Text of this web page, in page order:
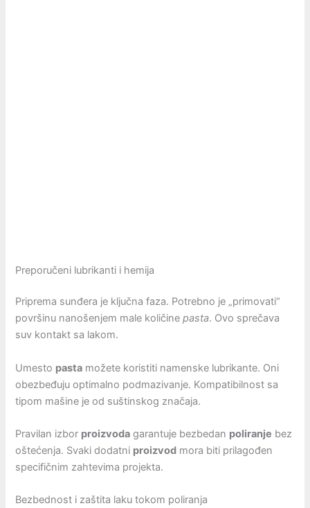
Preporučeni lubrikanti i hemija
Priprema sunđera je ključna faza. Potrebno je „primovati“
površinu nanošenjem male količinepasta. Ovo sprečava
suv kontakt sa lakom.
Umesto pasta možete koristiti namenske lubrikante. Oni
obezbeđuju optimalno podmazivanje. Kompatibilnost sa
tipom mašine je od suštinskog značaja.
Pravilan izbor proizvoda garantuje bezbedan poliranje bez
oštećenja. Svaki dodatni proizvod mora biti prilagođen
specifičnim zahtevima projekta.
Bezbednost i zaštita laku tokom poliranja